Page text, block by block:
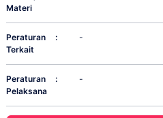
Materi
Peraturan
Terkait
: -
Peraturan
Pelaksana
: -